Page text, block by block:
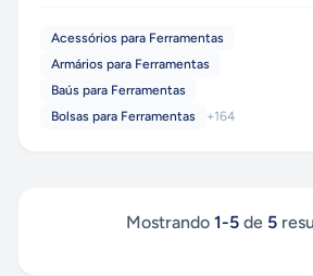
Acessórios para Ferramentas
Armários para Ferramentas
Baús para Ferramentas
Bolsas para Ferramentas
+164
Mostrando 1-5de 5